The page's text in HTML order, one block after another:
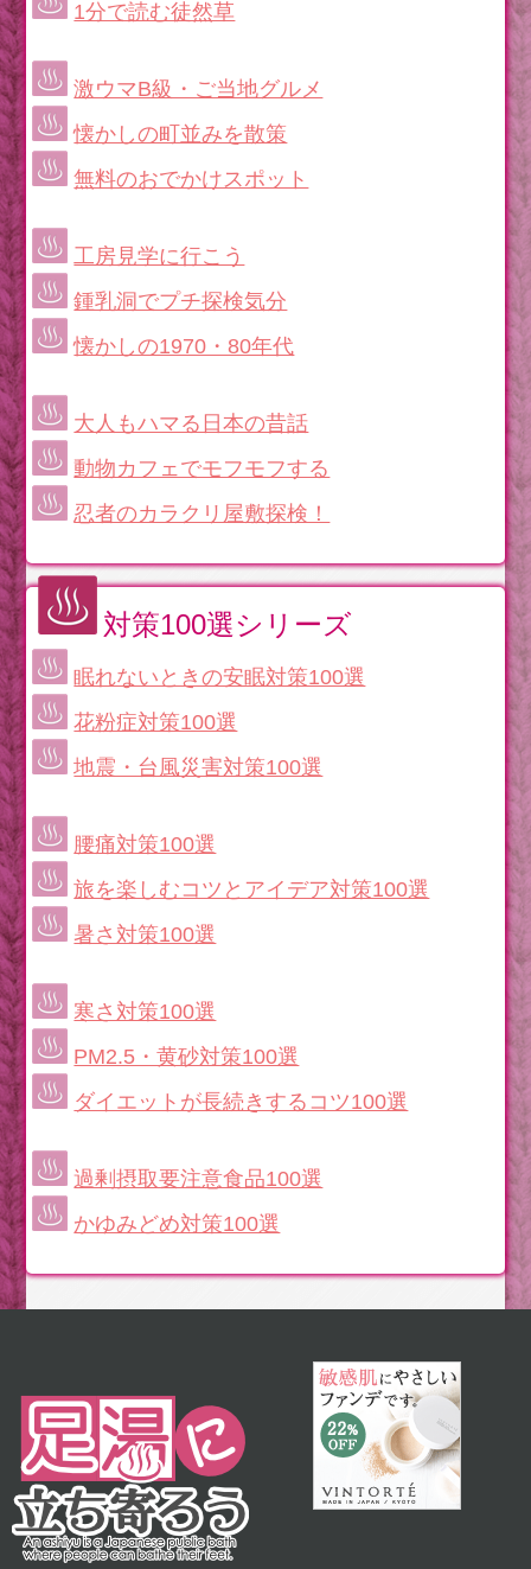
1分で読む徒然草
激ウマB級・ご当地グルメ
懐かしの町並みを散策
無料のおでかけスポット
工房見学に行こう
鍾乳洞でプチ探検気分
懐かしの1970・80年代
大人もハマる日本の昔話
動物カフェでモフモフする
忍者のカラクリ屋敷探検！
対策100選シリーズ
眠れないときの安眠対策100選
花粉症対策100選
地震・台風災害対策100選
腰痛対策100選
旅を楽しむコツとアイデア対策100選
暑さ対策100選
寒さ対策100選
PM2.5・黄砂対策100選
ダイエットが長続きするコツ100選
過剰摂取要注意食品100選
かゆみどめ対策100選